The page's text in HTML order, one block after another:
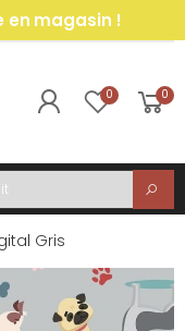
en magasin !
0 0
Gris